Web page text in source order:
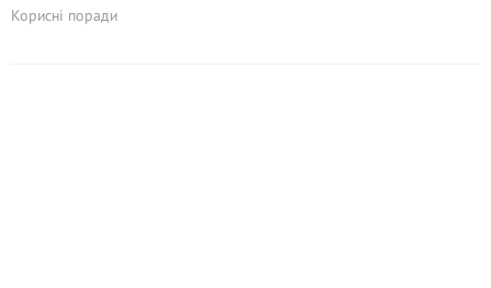
Корисні поради